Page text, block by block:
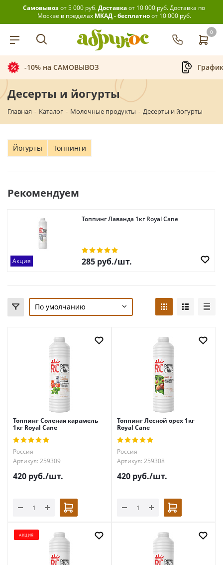
Самовывозот 5 000 руб.Доставкаот 10 000 руб.Доставка по
Москве в пределах МКАД - бесплатноот 10 000 руб.
0
График приёма заказов
Десерты и йогурты
Главная - Каталог - Молочные продукты - Десерты и йогурты
Йогурты Топпинги
Рекомендуем
Акция
Топпинг Лаванда 1кг Royal Cane
285руб./шт.
По умолчанию
Топпинг Соленая карамель
1кг Royal Cane
Россия
Артикул: 259309
420 руб./шт.
Топпинг Лесной орех 1кг
Royal Cane
Россия
Артикул: 259308
420 руб./шт.
АКЦИЯ